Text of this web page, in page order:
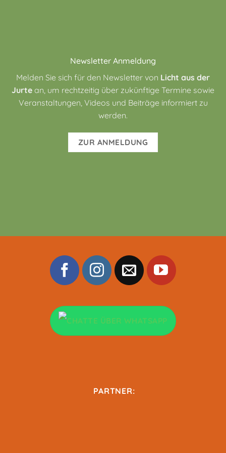
Newsletter Anmeldung
Melden Sie sich für den Newsletter von Licht aus der
Jurte an, um rechtzeitig über zukünftige Termine sowie
Veranstaltungen, Videos und Beiträge informiert zu
werden.
ZUR ANMELDUNG
PARTNER: